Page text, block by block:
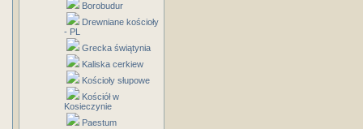
Borobudur
Drewniane kościoły
- PL
Grecka świątynia
Kaliska cerkiew
Kościoły słupowe
Kościół w
Kosieczynie
Paestum